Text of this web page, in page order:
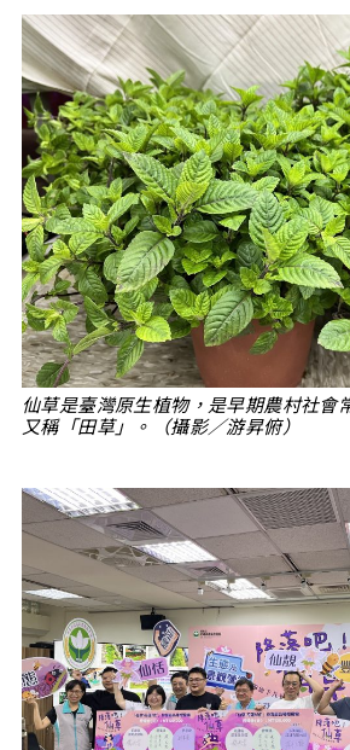
仙草是臺灣原生植物，是早期農村社
又稱「田草」。（攝影／游昇俯）